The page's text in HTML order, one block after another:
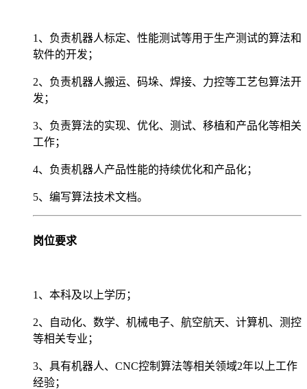
1、负责机器人标定、性能测试等用于生产测试的算法和
软件的开发；
2、负责机器人搬运、码垛、焊接、力控等工艺包算法开
发；
3、负责算法的实现、优化、测试、移植和产品化等相关
工作；
4、负责机器人产品性能的持续优化和产品化；
5、编写算法技术文档。
岗位要求
1、本科及以上学历；
2、自动化、数学、机械电子、航空航天、计算机、测控
等相关专业；
3、具有机器人、CNC控制算法等相关领域2年以上工作
经验；